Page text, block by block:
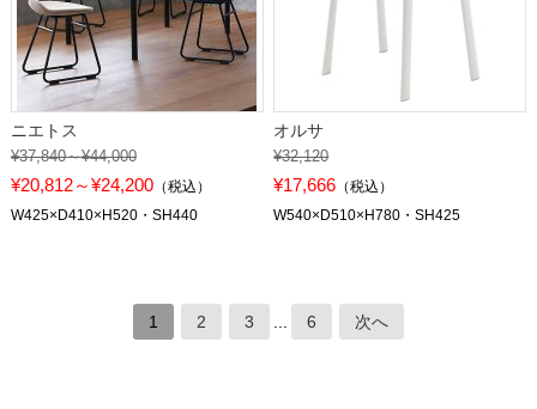
ニエトス
¥37,840～¥44,000
¥20,812～¥24,200（税込）
W425×D410×H520・SH440
オルサ
¥32,120
¥17,666 （税込）
W540×D510×H780・SH425
1 2 3 6 次へ